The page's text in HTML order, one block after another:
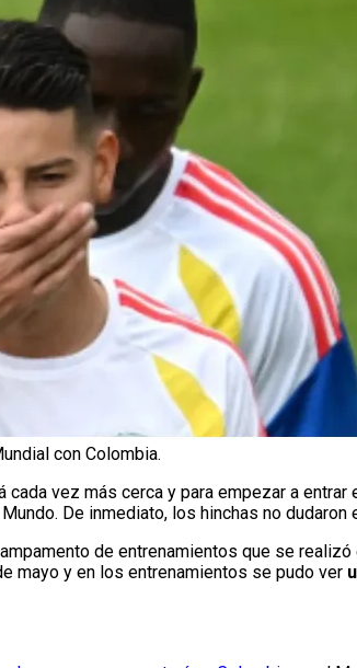
con Colombia.
cada vez más cerca y para empezar a
De inmediato, los hinchas no dudaron
de entrenamientos que se realizó
mayo y en los entrenamientos se pudo ver